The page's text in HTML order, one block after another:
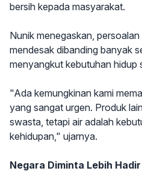
bersih kepada masyarakat.
Nunik menegaskan,
mendesak dibanding banyak
menyangkut kebutuhan hidup
"Ada kemungkinan kami
yang sangat urgen. Produk
swasta, tetapi air adalah
kehidupan," ujarnya.
Negara Diminta Lebih Hadir